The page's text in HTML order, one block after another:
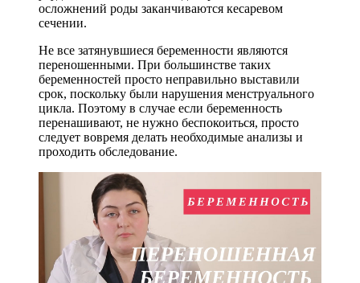
осложнений роды заканчиваются кесаревом
сечении.
Не все затянувшиеся беременности являются
переношенными. При большинстве таких
беременностей просто неправильно выставили
срок, поскольку были нарушения менструального
цикла. Поэтому в случае если беременность
перенашивают, не нужно беспокоиться, просто
следует вовремя делать необходимые анализы и
проходить обследование.